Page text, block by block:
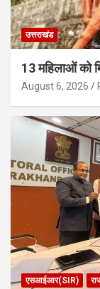
उत्तराखंड
13 महिलाओं को
August 6, 2026
एसआईआर(SIR)